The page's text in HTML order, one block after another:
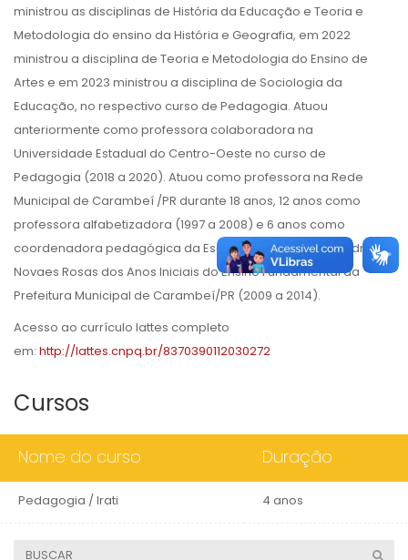
ministrou as disciplinas de História da Educação e Teoria e
Metodologia do ensino da História e Geografia, em 2022
ministrou a disciplina de Teoria e Metodologia do Ensino de
Artes e em 2023 ministrou a disciplina de Sociologia da
Educação, no respectivo curso de Pedagogia. Atuou
anteriormente como professora colaboradora na
Universidade Estadual do Centro-Oeste no curso de
Pedagogia (2018 a 2020). Atuou como professora na Rede
Municipal de Carambeí /PR durante 18 anos, 12 anos como
professora alfabetizadora (1997 a 2008) e 6 anos como
coordenadora pedagógica da Escola Municipal José Pedro
Novaes Rosas dos Anos Iniciais do Ensino Fundamental da
Prefeitura Municipal de Carambeí/PR (2009 a 2014).
Acesso ao currículo lattes completo
em: http://lattes.cnpq.br/8370390112030272
Cursos
Nome do curso Duração
Pedagogia / Irati 4 anos